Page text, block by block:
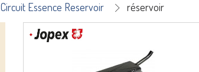
Circuit Essence Reservoir réservoir